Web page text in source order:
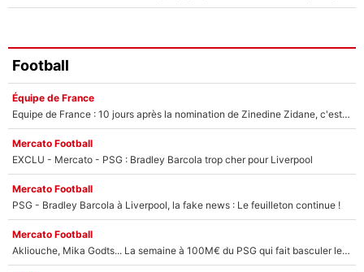
Football
Équipe de France
Equipe de France : 10 jours après la nomination de Zinedine Zidane, c'est au tour de son fils de prendre un nouveau départ !
Mercato Football
EXCLU - Mercato - PSG : Bradley Barcola trop cher pour Liverpool
Mercato Football
PSG - Bradley Barcola à Liverpool, la fake news : Le feuilleton continue !
Mercato Football
Akliouche, Mika Godts... La semaine à 100M€ du PSG qui fait basculer le mercato du PSG !